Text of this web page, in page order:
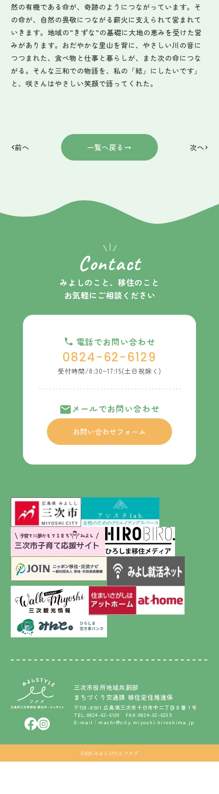
然の有機である命が、奇跡のようにつながっています。そ
の命が、自然の畏敬につながる薪火に支えられて営まれて
いきます。地域の”きずな”の基礎に大地の恵みを受けた営
みがあります。おだやかな里山を背に、やさしい川の音に
つつまれた、食べ物と仕事と暮らしが、また次の命につな
がる。そんな三和での物語を、私の「結」にしたいです」
と、咲さんはやさしい笑顔で語ってくれた。
前へ 一覧へ戻る 次へ
Contact
みよしのこと、移住のこと
お気軽にご相談ください
電話でお問い合わせ
0824-62-6129
受付時間/8:30~17:15(土日祝除く)
メールでお問い合わせ
お問い合わせフォーム
三次市ホームページ アシスタlab.
子育て応援サイト ひろびろ【広島県公式】-ひろし
ニッポン移住・交流ナビ JOINみよし就活ネット
三次まち歩きアプリをダウンロードしよう！ - 三次観光推進機
アットホーム｜三次市空き家情報
三次市役所地域共創部
まちづくり交通課 移住定住推進係
〒728-8501 広島県三次市十日市中二丁目８番１号
TEL:0824-62-6129 FAX:0824-62-6235
E-mail：machi@city.miyoshi.hiroshima.jp
©2026 みよしSTYLE ツナグ